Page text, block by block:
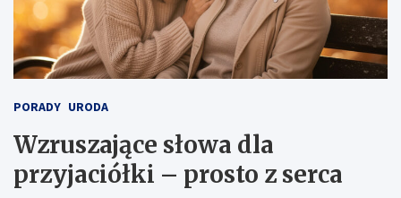
PORADY URODA
Wzruszające słowa dla
przyjaciółki – prosto z serca